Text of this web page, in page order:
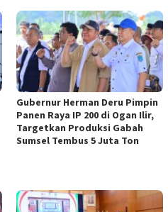
Gubernur Herman Deru Pimpin
Panen Raya IP 200 di Ogan Ilir,
Targetkan Produksi Gabah
Sumsel Tembus 5 Juta Ton